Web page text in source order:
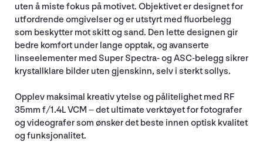
uten å miste fokus på motivet. Objektivet er designet for
utfordrende omgivelser og er utstyrt med fluorbelegg
som beskytter mot skitt og sand. Den lette designen gir
bedre komfort under lange opptak, og avanserte
linseelementer med Super Spectra- og ASC-belegg sikrer
krystallklare bilder uten gjenskinn, selv i sterkt sollys.
Opplev maksimal kreativ ytelse og pålitelighet med RF
35mm f/1.4L VCM – det ultimate verktøyet for fotografer
og videografer som ønsker det beste innen optisk kvalitet
og funksjonalitet.